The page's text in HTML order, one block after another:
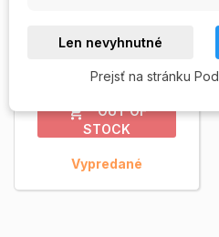
hodnote 80 EUR na nákup
nechtové kozmetiky Hotcha
Zobrazit viac
2 400,00 Kč

OUT OF
STOCK
Vypredané
Len nevyhnutné
Prejsť na stránku